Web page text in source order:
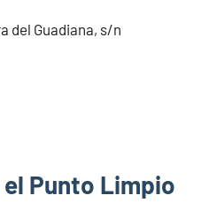
del Guadiana, s/n
Punto Limpio